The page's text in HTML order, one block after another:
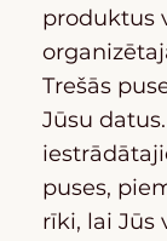
produktus
Trešās
Jūsu
puses,
rīki, lai Jūs